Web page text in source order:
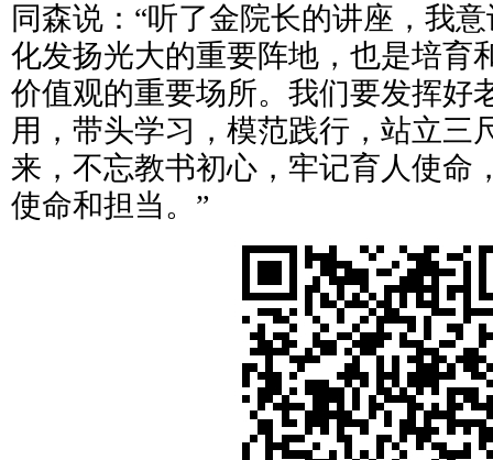
同森说：“听了金院长的讲座，我
化发扬光大的重要阵地，也是培育
价值观的重要场所。我们要发挥好
用，带头学习，模范践行，站立三
来，不忘教书初心，牢记育人使命
使命和担当。”